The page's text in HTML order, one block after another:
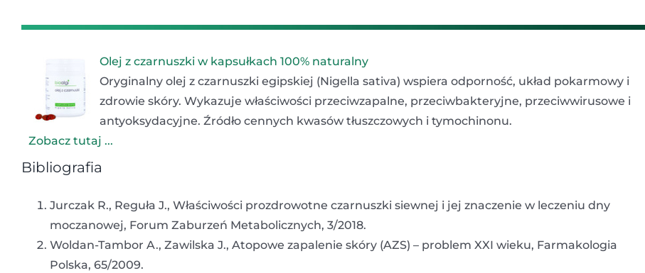
Olej z czarnuszki w kapsułkach 100% naturalny
Oryginalny olej z czarnuszki egipskiej (Nigella sativa) wspiera odporność, układ pokarmowy i
zdrowie skóry. Wykazuje właściwości przeciwzapalne, przeciwbakteryjne, przeciwwirusowe i
antyoksydacyjne. Źródło cennych kwasów tłuszczowych i tymochinonu.
Zobacz tutaj ...
Bibliografia
Jurczak R., Reguła J., Właściwości prozdrowotne czarnuszki siewnej i jej znaczenie w leczeniu dny
moczanowej, Forum Zaburzeń Metabolicznych, 3/2018.
Woldan-Tambor A., Zawilska J., Atopowe zapalenie skóry (AZS) – problem XXI wieku, Farmakologia
Polska, 65/2009.